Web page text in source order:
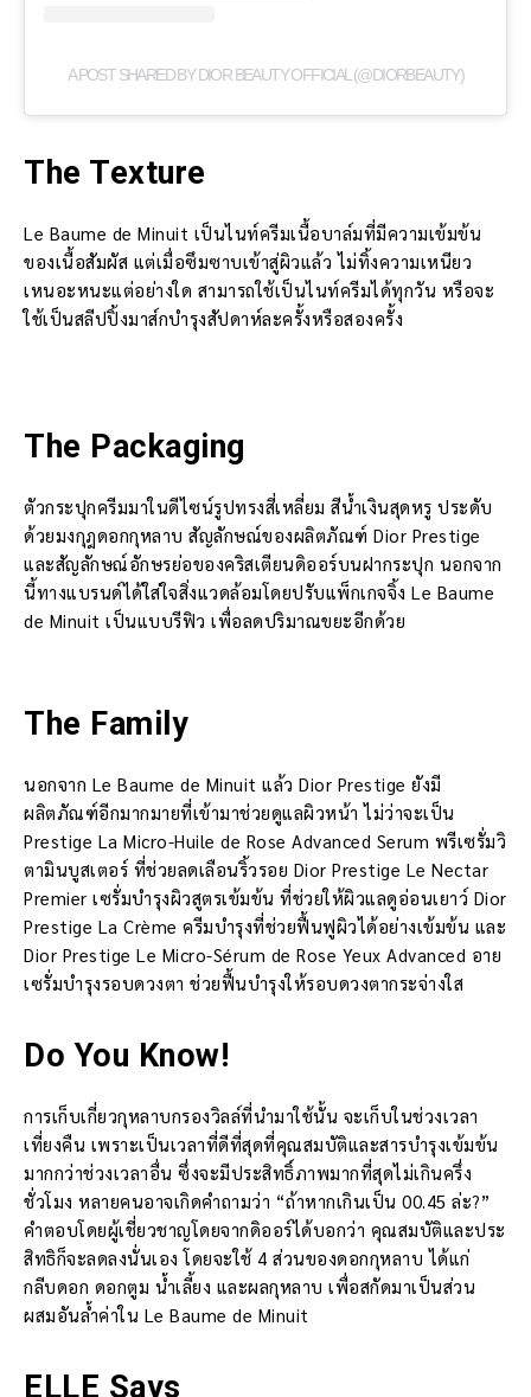
A POST SHARED BY DIOR BEAUTY OFFICIAL (@DIORBEAUTY)
The Texture
Le Baume de Minuit เป็นไนท์ครีมเนื้อบาล์มที่มีความเข้มข้น
ของเนื้อสัมผัส แต่เมื่อซึมซาบเข้าสู่ผิวแล้ว ไม่ทิ้งความเหนียว
เหนอะหนะแต่อย่างใด สามารถใช้เป็นไนท์ครีมได้ทุกวัน หรือจะ
ใช้เป็นสลีปปิ้งมาส์กบำรุงสัปดาห์ละครั้งหรือสองครั้ง
The Packaging
ตัวกระปุกครีมมาในดีไซน์รูปทรงสี่เหลี่ยม สีน้ำเงินสุดหรู ประดับ
ด้วยมงกุฎดอกกุหลาบ สัญลักษณ์ของผลิตภัณฑ์ Dior Prestige
และสัญลักษณ์อักษรย่อของคริสเตียนดิออร์บนฝากระปุก นอกจาก
นี้ทางแบรนด์ได้ใส่ใจสิ่งแวดล้อมโดยปรับแพ็กเกจจิ้ง Le Baume
de Minuit เป็นแบบรีฟิว เพื่อลดปริมาณขยะอีกด้วย
The Family
นอกจาก Le Baume de Minuit แล้ว Dior Prestige ยังมี
ผลิตภัณฑ์อีกมากมายที่เข้ามาช่วยดูแลผิวหน้า ไม่ว่าจะเป็น
Prestige La Micro-Huile de Rose Advanced Serum พรีเซรั่มวิ
ตามินบูสเตอร์ ที่ช่วยลดเลือนริ้วรอย Dior Prestige Le Nectar
Premier เซรั่มบำรุงผิวสูตรเข้มข้น ที่ช่วยให้ผิวแลดูอ่อนเยาว์ Dior
Prestige La Crème ครีมบำรุงที่ช่วยฟื้นฟูผิวได้อย่างเข้มข้น และ
Dior Prestige Le Micro-Sérum de Rose Yeux Advanced อาย
เซรั่มบำรุงรอบดวงตา ช่วยฟื้นบำรุงให้รอบดวงตากระจ่างใส
Do You Know!
การเก็บเกี่ยวกุหลาบกรองวิลล์ที่นำมาใช้นั้น จะเก็บในช่วงเวลา
เที่ยงคืน เพราะเป็นเวลาที่ดีที่สุดที่คุณสมบัติและสารบำรุงเข้มข้น
มากกว่าช่วงเวลาอื่น ซึ่งจะมีประสิทธิ์ภาพมากที่สุดไม่เกินครึ่ง
ชั่วโมง หลายคนอาจเกิดคำถามว่า “ถ้าหากเกินเป็น 00.45 ล่ะ?”
คำตอบโดยผู้เชี่ยวชาญโดยจากดิออร์ได้บอกว่า คุณสมบัติและประ
สิทธิก็จะลดลงนั่นเอง โดยจะใช้ 4 ส่วนของดอกกุหลาบ ได้แก่
กลีบดอก ดอกตูม น้ำเลี้ยง และผลกุหลาบ เพื่อสกัดมาเป็นส่วน
ผสมอันล้ำค่าใน Le Baume de Minuit
ELLE Says